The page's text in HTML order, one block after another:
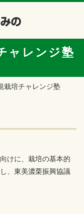
ャレンジ塾
栽培チャレンジ塾
けに、栽培の基本的
、東美濃栗振興協議